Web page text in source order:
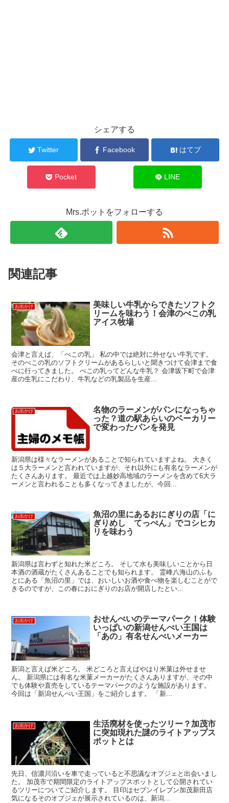
シェアする
Twitter Facebook はてブ
Pocket LINE
Mrs.ポットをフォローする
関連記事
お出かけ
美味しい牛乳からできたソフトク
リームを味わう！会津のべこの乳
アイス牧場
会津と言えば、「べこの乳」 私の中では絶対に外せない牛乳です。
そのべこの乳のソフトクリームがあるらしいと聞きつけて会津まで食
べに行ってきました。 べこの乳ってどんな牛乳？ 会津坂下町で会津
産の生乳にこだわり、牛乳などの乳製品を生産...
お出かけ
名物のラーメンがパンになっちゃ
った？道の駅あらいのベーカリー
で変わったパンを発見
新潟県は様々なラーメンがあることで知られていますよね。 大きく
は５大ラーメンと言われていますが、それ以外にも有名なラーメンが
たくさんあります。 最近では上越妙高地域のラーメンを含めて6大ラ
ーメンと言われることも多くなってきましたが、今回...
お出かけ
魚沼の里にあるおにぎりの店「に
ぎりめし てっぺん」でコシヒカ
リを味わう
新潟県は言わずと知れた米どころ。 そして水も美味しいことから日
本酒の酒蔵がたくさんあることでも知られます。 霊峰八海山のふも
とにある「魚沼の里」では、おいしいお酒や食べ物を楽しむことがで
きるのですが、この春におにぎりのお店が開店したとい...
お出かけ
おせんべいのテーマパーク！体験
いっぱいの新潟せんべい王国は
「あの」有名せんべいメーカー
新潟と言えば米どころ。 米どころと言えばやはり米菓は外せませ
ん。 新潟県には有名な米菓メーカーがたくさんありますが、その中
でも体験や直売をしているテーマパークのような施設があります。
今回は「新潟せんべい王国」をご紹介します。 「新...
お出かけ
生活廃材を使ったツリー？加茂市
に突如現れた謎のライトアップス
ポットとは
先日、信濃川沿いを車で走っていると不思議なオブジェと出会いまし
た。 加茂市で期間限定のライトアップスポットとして公開されてい
るツリーについてご紹介します。 目印はセブンイレブン加茂新田店
気になるそのオブジェが展示されているのは、新潟...